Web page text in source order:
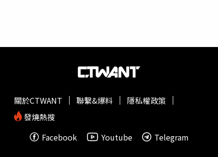
關於CTWANT 聯繫&爆料
隱私權政策
發燒熱搜
Facebook
Youtube Telegram